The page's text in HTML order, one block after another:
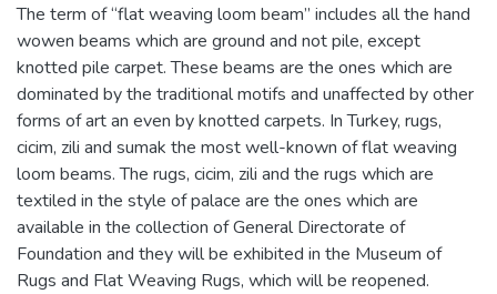
The term of “flat weaving loom beam” includes all the hand
wowen beams which are ground and not pile, except
knotted pile carpet. These beams are the ones which are
dominated by the traditional motifs and unaffected by other
forms of art an even by knotted carpets. In Turkey, rugs,
cicim, zili and sumak the most well-known of flat weaving
loom beams. The rugs, cicim, zili and the rugs which are
textiled in the style of palace are the ones which are
available in the collection of General Directorate of
Foundation and they will be exhibited in the Museum of
Rugs and Flat Weaving Rugs, which will be reopened.